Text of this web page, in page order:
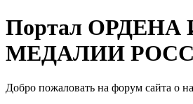
Портал ОРДЕНА
МЕДАЛИИ
Добро пожаловать на форум сайта о